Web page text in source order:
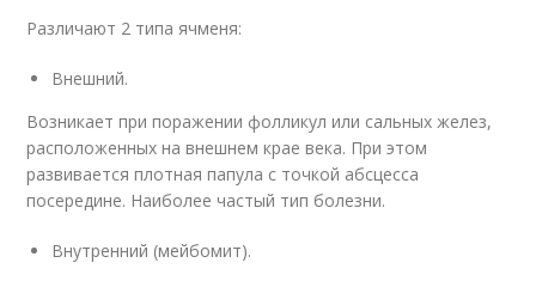
Различают 2 типа ячменя:
Внешний.
Возникает при поражении фолликул или сальных желез,
расположенных на внешнем крае века. При этом
развивается плотная папула с точкой абсцесса
посередине. Наиболее частый тип болезни.
Внутренний (мейбомит).